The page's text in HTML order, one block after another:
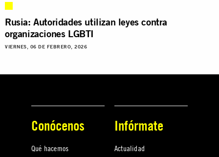
Rusia: Autoridades utilizan leyes contra
organizaciones LGBTI
VIERNES, 06 DE FEBRERO, 2026
Conócenos
Qué hacemos
Infórmate
Actualidad